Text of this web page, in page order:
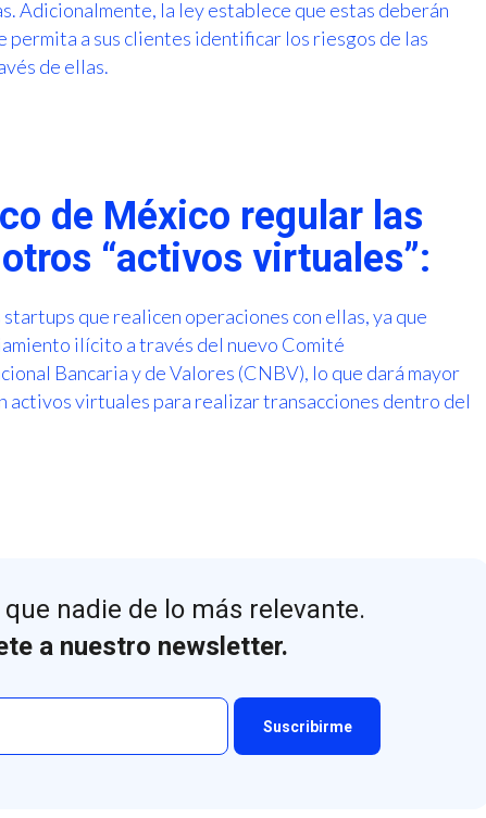
Adicionalmente, la ley establece que estas deberán
permita a sus clientes identificar los riesgos de las
de ellas.
de México regular las
“activos virtuales”:
startups que realicen operaciones con ellas, ya que
ilícito a través del nuevo Comité
Bancaria y de Valores (CNBV), lo que dará mayor
activos virtuales para realizar transacciones dentro del
nadie de lo más relevante.
a nuestro newsletter.